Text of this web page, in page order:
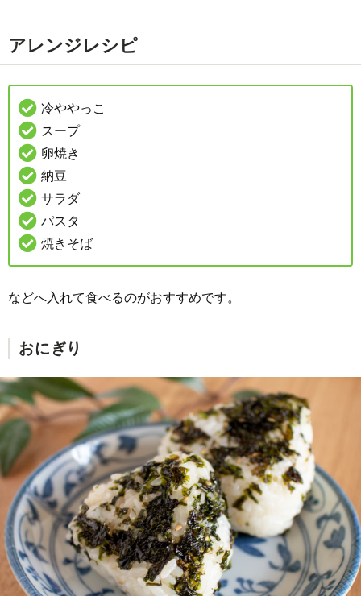
アレンジレシピ
冷ややっこ
スープ
卵焼き
納豆
サラダ
パスタ
焼きそば
などへ入れて食べるのがおすすめです。
おにぎり